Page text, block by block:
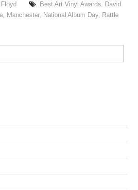
Best Art Vinyl Awards, David
, Manchester, National Album Day, Rattle